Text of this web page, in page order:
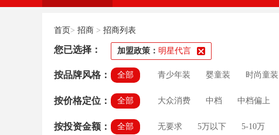
首页> 招商 > 招商列表
您已选择： 加盟政策： 明星代言
按品牌风格： 全部 青少年装 婴童装 时尚童装
按价格定位： 全部 大众消费 中档 中档偏上
按投资金额： 全部 无要求 5万以下 5-10万